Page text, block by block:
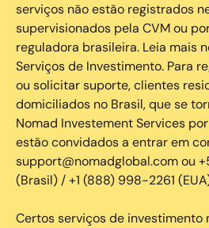
serviços não estão registrados
supervisionados pela CVM ou
reguladora brasileira. Leia mais
Serviços de Investimento. Para
ou solicitar suporte, clientes
domiciliados no Brasil, que se
Nomad Investement Services
estão convidados a entrar em
support@nomadglobal.com ou
(Brasil) / +1 (888) 998-2261
Certos serviços de investimento